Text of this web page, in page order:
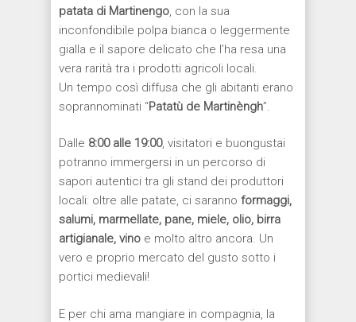
patata di Martinengo , con la sua
inconfondibile polpa bianca o leggermente
gialla e il sapore delicato che l’ha resa una
vera rarità tra i prodotti agricoli locali.
Un tempo così diffusa che gli abitanti erano
soprannominati “Patatù de Martinèngh”.
Dalle 8:00 alle 19:00, visitatori e buongustai
potranno immergersi in un percorso di
sapori autentici tra gli stand dei produttori
locali: oltre alle patate, ci saranno formaggi,
salumi, marmellate, pane, miele, olio, birra
artigianale, vino e molto altro ancora. Un
vero e proprio mercato del gusto sotto i
portici medievali!
E per chi ama mangiare in compagnia, la